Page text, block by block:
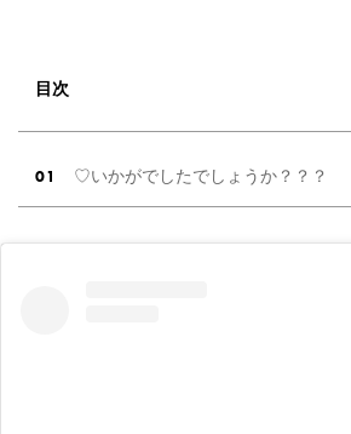
すよ！ もともと武家 […]続
目次
♡いかがでしたでしょうか？？？